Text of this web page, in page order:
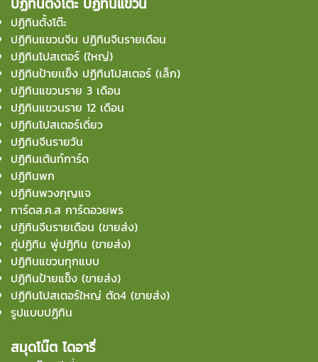
ปฏิทินตั้งโต๊ะ
ปฏิทินแขวนจีน ปฏิทินจีนรายเดือน
ปฏิทินโปสเตอร์ (ใหญ่)
ปฏิทินป้ายเเข็ง ปฏิทินโปสเตอร์ (เล็ก)
ปฏิทินแขวนราย 3 เดือน
ปฏิทินแขวนราย 12 เดือน
ปฏิทินโปสเตอร์เดี่ยว
ปฏิทินจีนรายวัน
ปฏิทินเต้นท์การ์ด
ปฏิทินพก
ปฏิทินพวงกุญแจ
การ์ดส.ค.ส การ์ดอวยพร
ปฏิทินจีนรายเดือน (ขายส่ง)
ภู่ปฏิทิน พู่ปฏิทิน (ขายส่ง)
ปฏิทินแขวนทุกแบบ
ปฏิทินป้ายแข็ง (ขายส่ง)
ปฏิทินโปสเตอร์ใหญ่ ตัด4 (ขายส่ง)
รูปแบบปฏิทิน
สมุดโน๊ต ไดอารี่